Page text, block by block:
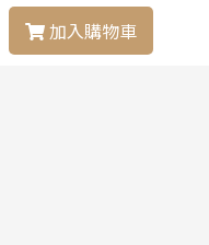
加入購物車